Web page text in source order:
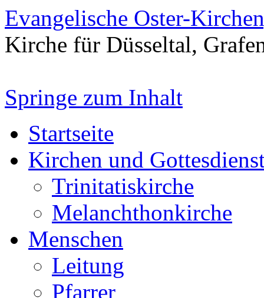
Evangelische Oster-
Kirche für Düsseltal,
Springe zum Inhalt
Startseite
Kirchen und
Trinitatiskirche
Melanchthonkirche
Menschen
Leitung
Pfarrer